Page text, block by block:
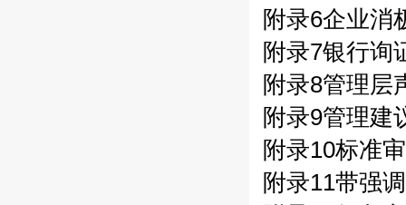
附录6企业消
附录7银行询
附录8管理层
附录9管理建
附录10标准
附录11带强